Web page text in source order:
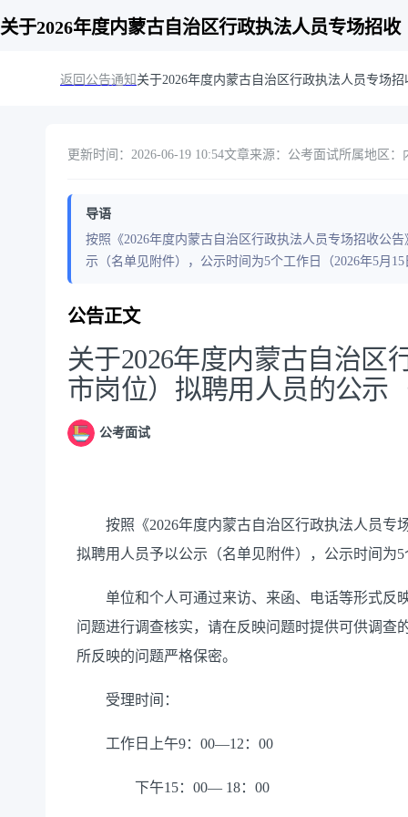
关于2026年度内蒙古自治区行政执法人员专场招
返回公告通知 关于2026年度内蒙古自治区行政执法人员专场
更新时间：2026-06-19 10:54文章来源：公考面试所属地区：
导语
按照《2026年度内蒙古自治区行政执法人员专场招收公
示（名单见附件），公示时间为5个工作日（2026年5月
公告正文
关于2026年度内蒙古自治区
市岗位）拟聘用人员的公示
公考面试
按照《2026年度内蒙古自治区行政执法人员专
拟聘用人员予以公示（名单见附件），公示时间为5
单位和个人可通过来访、来函、电话等形式反
问题进行调查核实，请在反映问题时提供可供调查
所反映的问题严格保密。
受理时间：
工作日上午9： 00—12 ： 00
下午15： 00— 18： 00